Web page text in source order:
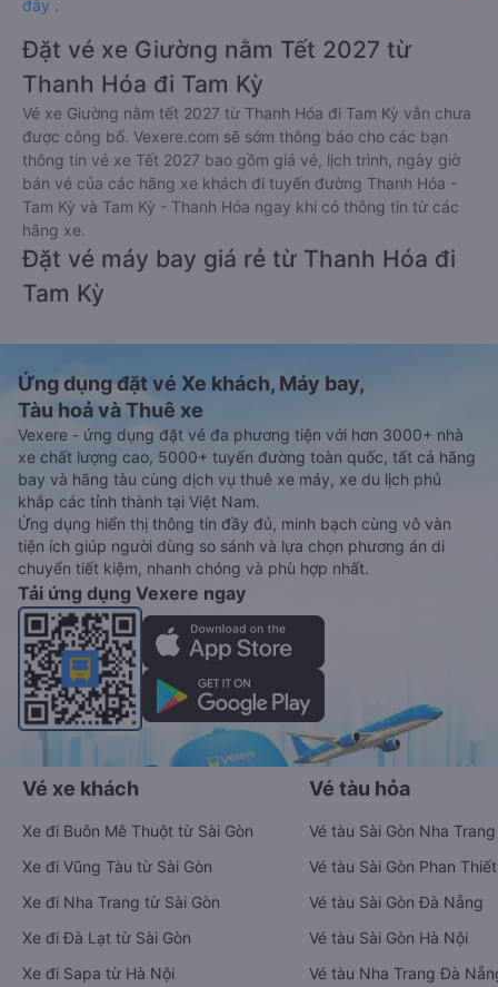
đây .
Đặt vé xe Giường nằm Tết 2027 từ
Thanh Hóa đi Tam Kỳ
Vé xe Giường nằm tết 2027 từ Thanh Hóa đi Tam Kỳ vẫn chưa
được công bố. Vexere.com sẽ sớm thông báo cho các bạn
thông tin vé xe Tết 2027 bao gồm giá vé, lịch trình, ngày giờ
bán vé của các hãng xe khách đi tuyến đường Thanh Hóa -
Tam Kỳ và Tam Kỳ - Thanh Hóa ngay khi có thông tin từ các
hãng xe.
Đặt vé máy bay giá rẻ từ Thanh Hóa đi
Tam Kỳ
Ứng dụng đặt vé Xe khách, Máy bay,
Tàu hoả và Thuê xe
Vexere - ứng dụng đặt vé đa phương tiện với hơn 3000+ nhà
xe chất lượng cao, 5000+ tuyến đường toàn quốc, tất cả hãng
bay và hãng tàu cùng dịch vụ thuê xe máy, xe du lịch phủ
khắp các tỉnh thành tại Việt Nam.
Ứng dụng hiển thị thông tin đầy đủ, minh bạch cùng vô vàn
tiện ích giúp người dùng so sánh và lựa chọn phương án di
chuyển tiết kiệm, nhanh chóng và phù hợp nhất.
Tải ứng dụng Vexere ngay
Vé xe khách
Xe đi Buôn Mê Thuột từ Sài Gòn
Xe đi Vũng Tàu từ Sài Gòn
Xe đi Nha Trang từ Sài Gòn
Xe đi Đà Lạt từ Sài Gòn
Xe đi Sapa từ Hà Nội
Vé tàu hỏa
Vé tàu Sài Gòn Nha Trang
Vé tàu Sài Gòn Phan Thiết
Vé tàu Sài Gòn Đà Nẵng
Vé tàu Sài Gòn Hà Nội
Vé tàu Nha Trang Đà